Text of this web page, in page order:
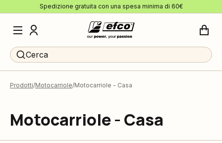
Spedizione gratuita con una spesa minima di 60€
Cerca
Prodotti Motocarriole Motocarriole - Casa
Motocarriole - Casa